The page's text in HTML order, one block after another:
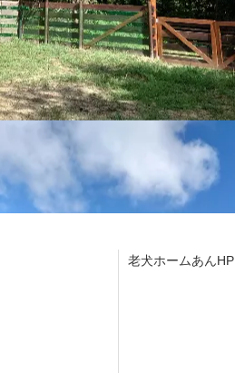
老犬ホームあんHP